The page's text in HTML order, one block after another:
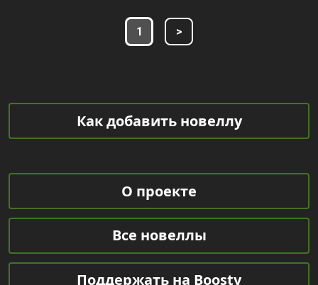
1 >
Как добавить новеллу
О проекте
Все новеллы
Поддержать на Boosty